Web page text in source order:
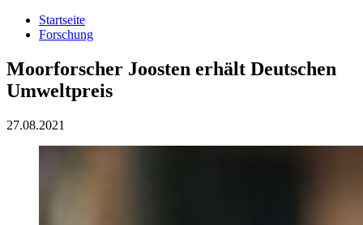
Startseite
Forschung
Moorforscher Joosten erhält Deutschen
Umweltpreis
27.08.2021